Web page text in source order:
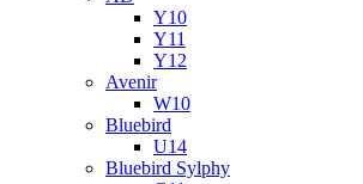
Y10
Y11
Y12
Avenir
W10
Bluebird
U14
Bluebird Sylphy